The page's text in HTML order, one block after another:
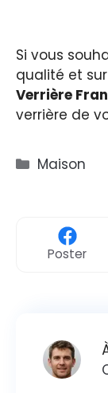
Si vous
qualité et
Verrière
verrière de
Catégories
Maison
Poster